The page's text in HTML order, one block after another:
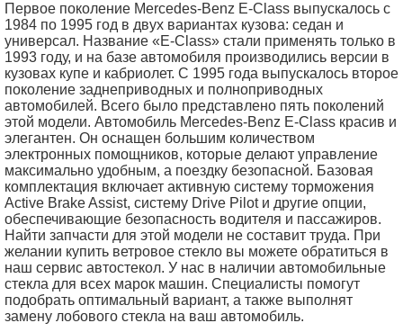
Первое поколение Mercedes-Benz E-Class выпускалось с
1984 по 1995 год в двух вариантах кузова: седан и
универсал. Название «E-Class» стали применять только в
1993 году, и на базе автомобиля производились версии в
кузовах купе и кабриолет. С 1995 года выпускалось второе
поколение заднеприводных и полноприводных
автомобилей. Всего было представлено пять поколений
этой модели. Автомобиль Mercedes-Benz E-Class красив и
элегантен. Он оснащен большим количеством
электронных помощников, которые делают управление
максимально удобным, а поездку безопасной. Базовая
комплектация включает активную систему торможения
Active Brake Assist, систему Drive Pilot и другие опции,
обеспечивающие безопасность водителя и пассажиров.
Найти запчасти для этой модели не составит труда. При
желании купить ветровое стекло вы можете обратиться в
наш сервис автостекол. У нас в наличии автомобильные
стекла для всех марок машин. Специалисты помогут
подобрать оптимальный вариант, а также выполнят
замену лобового стекла на ваш автомобиль.